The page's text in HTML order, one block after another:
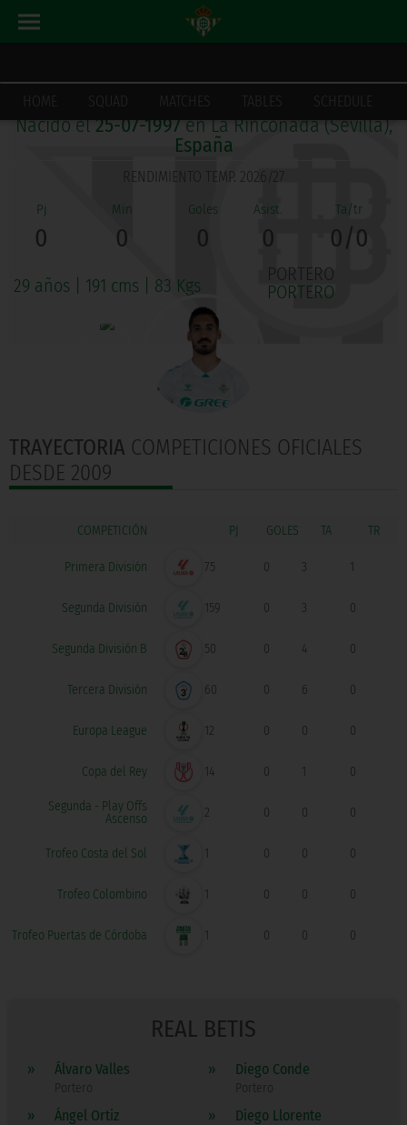
HOME SQUAD MATCHES TABLES SCHEDULE
ÁLVARO VALLES ROSA
Nacido el25-07-1997en La Rinconada (Sevilla),
España
RENDIMIENTO TEMP. 2026/27
0 0 0 0 0/0
29 años 191 cms 83 Kgs
PORTERO
PORTERO
TRAYECTORIA COMPETICIONES OFICIALES
DESDE 2009
COMPETICIÓN GOLES
Primera División 75 0 3 1
Segunda División 159 0 3 0
Segunda División B 50 0 4 0
Tercera División 60 0 6 0
Europa League 12 0 0 0
Copa del Rey 14 0 1 0
Segunda - Play Offs
Ascenso
2 0 0 0
Trofeo Costa del Sol 1 0 0 0
Trofeo Colombino 1 0 0 0
Trofeo Puertas de Córdoba 1 0 0 0
REAL BETIS
» Álvaro Valles
Portero
» Diego Conde
Portero
» Ángel Ortiz » Diego Llorente